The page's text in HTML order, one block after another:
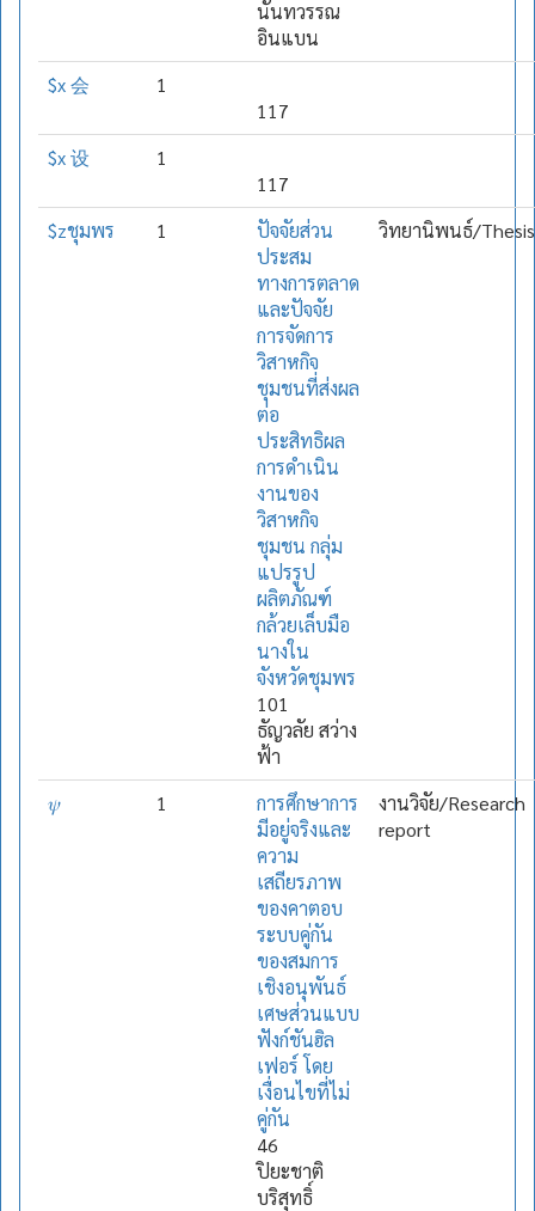
นันทวรรณ
อินแบน
$x 会
1
117
$x 设
1
117
$zชุมพร
1
ปัจจัยส่วน
ประสม
ทางการตลาด
และปัจจัย
การจัดการ
วิสาหกิจ
ชุมชนที่ส่งผล
ต่อ
ประสิทธิผล
การดำเนิน
งานของ
วิสาหกิจ
ชุมชน กลุ่ม
แปรรูป
ผลิตภัณฑ์
กล้วยเล็บมือ
นางใน
จังหวัดชุมพร
101
ธัญวลัย สว่าง
ฟ้า
วิทยานิพนธ์/Thesis
𝜓 1
การศึกษาการ
มีอยู่จริงและ
ความ
เสถียรภาพ
ของคาตอบ
ระบบคู่กัน
ของสมการ
เชิงอนุพันธ์
เศษส่วนแบบ
ฟังก์ชันฮิล
เฟอร์ โดย
เงื่อนไขที่ไม่
คู่กัน
46
ปิยะชาติ
บริสุทธิ์
งานวิจัย/Research
report